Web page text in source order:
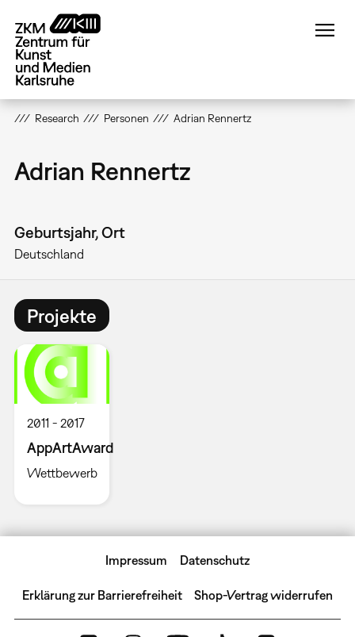
zum
Inhalt
Research Personen Adrian Rennertz
Adrian Rennertz
Geburtsjahr, Ort
Deutschland
Projekte
2011 2017
AppArtAward
Wettbewerb
Impressum Datenschutz
Erklärung zur Barrierefreiheit Shop-Vertrag widerrufen